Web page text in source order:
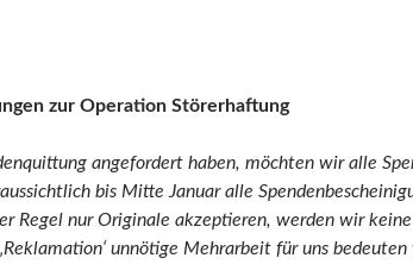
zur Operation Störerhaftung
angefordert haben, möchten wir alle
bis Mitte Januar alle
Regel nur Originale akzeptieren, werden wir
unnötige Mehrarbeit für uns bedeuten